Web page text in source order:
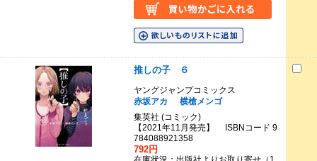
推しの子 ６
ヤングジャンプコミックス
赤坂アカ
横槍メンゴ
集英社 (コミック)
【2021年11月発売】 ISBNコード 9
784088921358
792円